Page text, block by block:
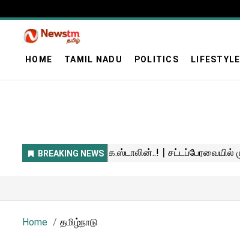
HOME TAMIL NADU POLITICS LIFESTYLE
Home தமிழ்நாடு